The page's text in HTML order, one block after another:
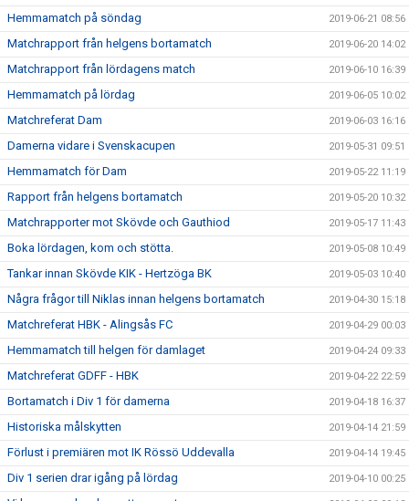
Hemmamatch på söndag 2019-06-21 08:56
Matchrapport från helgens bortamatch 2019-06-20 14:02
Matchrapport från lördagens match 2019-06-10 16:39
Hemmamatch på lördag 2019-06-05 10:02
Matchreferat Dam 2019-06-03 16:16
Damerna vidare i Svenskacupen 2019-05-31 09:51
Hemmamatch för Dam 2019-05-22 11:19
Rapport från helgens bortamatch 2019-05-20 10:32
Matchrapporter mot Skövde och Gauthiod 2019-05-17 11:43
Boka lördagen, kom och stötta. 2019-05-08 10:49
Tankar innan Skövde KIK - Hertzöga BK 2019-05-03 10:40
Några frågor till Niklas innan helgens bortamatch 2019-04-30 15:18
Matchreferat HBK - Alingsås FC 2019-04-29 00:03
Hemmamatch till helgen för damlaget 2019-04-24 09:33
Matchreferat GDFF - HBK 2019-04-22 22:59
Bortamatch i Div 1 för damerna 2019-04-18 16:37
Historiska målskytten 2019-04-14 21:59
Förlust i premiären mot IK Rössö Uddevalla 2019-04-14 19:45
Div 1 serien drar igång på lördag 2019-04-10 00:25